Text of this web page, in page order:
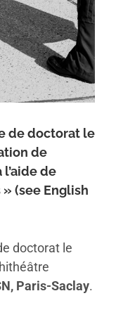
de doctorat le
de
de
(see English
doctorat le
Paris-Saclay.